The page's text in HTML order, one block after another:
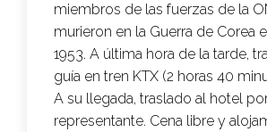
miembros de las fuerzas de la
murieron en la Guerra de Corea
1953. A última hora de la tarde,
guía en tren KTX (2 horas 40
A su llegada, traslado al hotel
representante. Cena libre y